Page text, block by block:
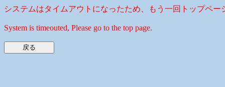
システムはタイムアウトになったため、もう一回トップペー
System is timeouted, Please go to the top page.